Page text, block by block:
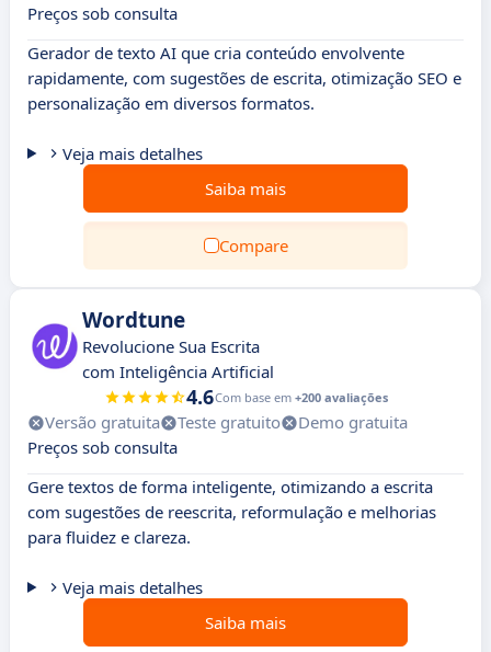
Preços sob consulta
Gerador de texto AI que cria conteúdo envolvente
rapidamente, com sugestões de escrita, otimização SEO e
personalização em diversos formatos.
Veja mais detalhes
Saiba mais
Compare
Wordtune
Revolucione Sua Escrita
com Inteligência Artificial
4.6Com base em +200 avaliações
Versão gratuita Teste gratuito
Demo gratuita
Preços sob consulta
Gere textos de forma inteligente, otimizando a escrita
com sugestões de reescrita, reformulação e melhorias
para fluidez e clareza.
Veja mais detalhes
Saiba mais